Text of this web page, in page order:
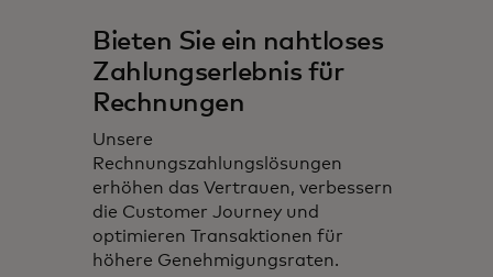
Bieten Sie ein nahtloses
Zahlungserlebnis für
Rechnungen
Unsere
Rechnungszahlungslösungen
erhöhen das Vertrauen, verbessern
die Customer Journey und
optimieren Transaktionen für
höhere Genehmigungsraten.